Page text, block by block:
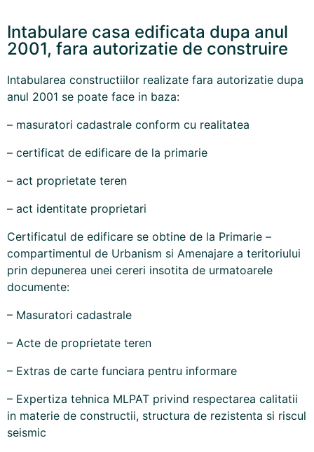
Intabulare casa edificata dupa anul
2001, fara autorizatie de construire
Intabularea constructiilor realizate fara autorizatie dupa
anul 2001 se poate face in baza:
– masuratori cadastrale conform cu realitatea
– certificat de edificare de la primarie
– act proprietate teren
– act identitate proprietari
Certificatul de edificare se obtine de la Primarie –
compartimentul de Urbanism si Amenajare a teritoriului
prin depunerea unei cereri insotita de urmatoarele
documente:
– Masuratori cadastrale
– Acte de proprietate teren
– Extras de carte funciara pentru informare
– Expertiza tehnica MLPAT privind respectarea calitatii
in materie de constructii, structura de rezistenta si riscul
seismic